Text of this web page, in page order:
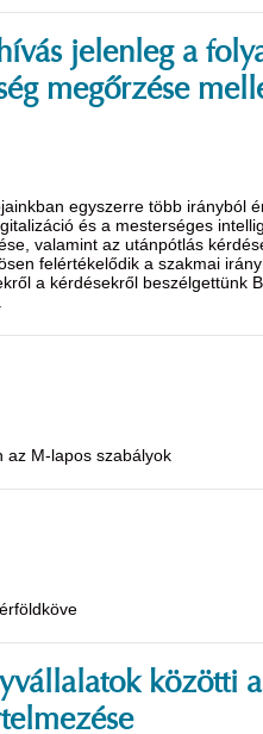
jelenleg a
megőrzése
egyszerre több irányból
és a mesterséges
valamint az utánpótlás
felértékelődik a szakmai
a kérdésekről beszélgettünk
az M-lapos szabályok
közötti